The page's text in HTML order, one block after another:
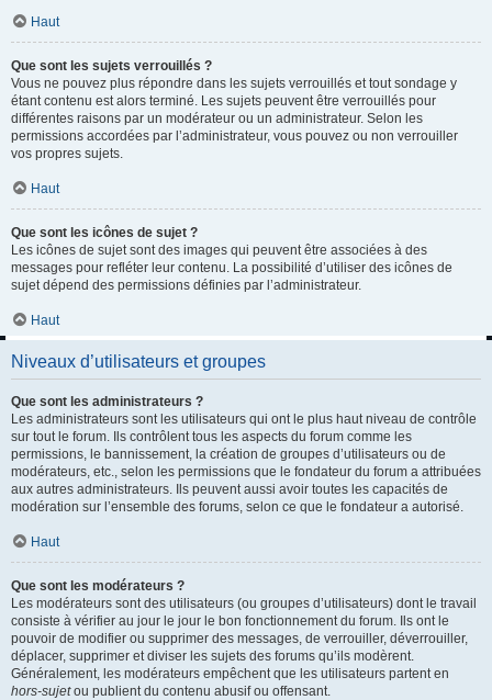
Haut
Que sont les sujets verrouillés ?
Vous ne pouvez plus répondre dans les sujets verrouillés et tout sondage y
étant contenu est alors terminé. Les sujets peuvent être verrouillés pour
différentes raisons par un modérateur ou un administrateur. Selon les
permissions accordées par l’administrateur, vous pouvez ou non verrouiller
vos propres sujets.
Haut
Que sont les icônes de sujet ?
Les icônes de sujet sont des images qui peuvent être associées à des
messages pour refléter leur contenu. La possibilité d’utiliser des icônes de
sujet dépend des permissions définies par l’administrateur.
Haut
Niveaux d’utilisateurs et groupes
Que sont les administrateurs ?
Les administrateurs sont les utilisateurs qui ont le plus haut niveau de contrôle
sur tout le forum. Ils contrôlent tous les aspects du forum comme les
permissions, le bannissement, la création de groupes d’utilisateurs ou de
modérateurs, etc., selon les permissions que le fondateur du forum a attribuées
aux autres administrateurs. Ils peuvent aussi avoir toutes les capacités de
modération sur l’ensemble des forums, selon ce que le fondateur a autorisé.
Haut
Que sont les modérateurs ?
Les modérateurs sont des utilisateurs (ou groupes d’utilisateurs) dont le travail
consiste à vérifier au jour le jour le bon fonctionnement du forum. Ils ont le
pouvoir de modifier ou supprimer des messages, de verrouiller, déverrouiller,
déplacer, supprimer et diviser les sujets des forums qu’ils modèrent.
Généralement, les modérateurs empêchent que les utilisateurs partent en
hors-sujetou publient du contenu abusif ou offensant.